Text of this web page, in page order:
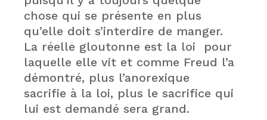
chose qui se présente en plus
qu’elle doit s’interdire de manger.
La réelle gloutonne est la loi pour
laquelle elle vit et comme Freud l’a
démontré, plus l’anorexique
sacrifie à la loi, plus le sacrifice qui
lui est demandé sera grand.